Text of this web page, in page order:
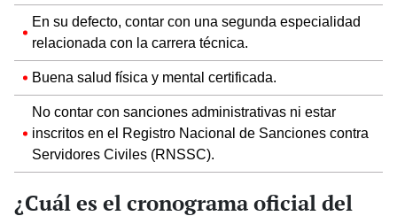
En su defecto, contar con una segunda especialidad
relacionada con la carrera técnica.
Buena salud física y mental certificada.
No contar con sanciones administrativas ni estar
inscritos en el Registro Nacional de Sanciones contra
Servidores Civiles (RNSSC).
¿Cuál es el cronograma oficial del